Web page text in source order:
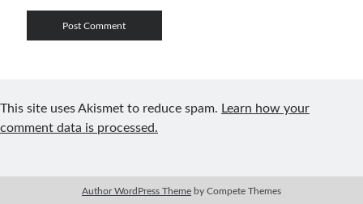
This site uses Akismet to reduce spam. Learn how your
comment data is processed.
Author WordPress Theme by Compete Themes